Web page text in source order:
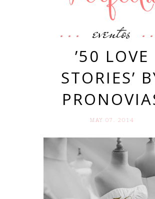
eventos
’50 LOVE
STORIES’
MAY 07. 2014